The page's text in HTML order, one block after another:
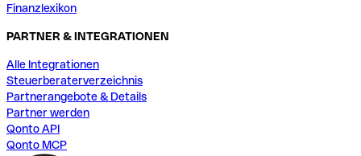
Finanzlexikon
PARTNER & INTEGRATIONEN
Alle Integrationen
Steuerberaterverzeichnis
Partnerangebote & Details
Partner werden
Qonto API
Qonto MCP